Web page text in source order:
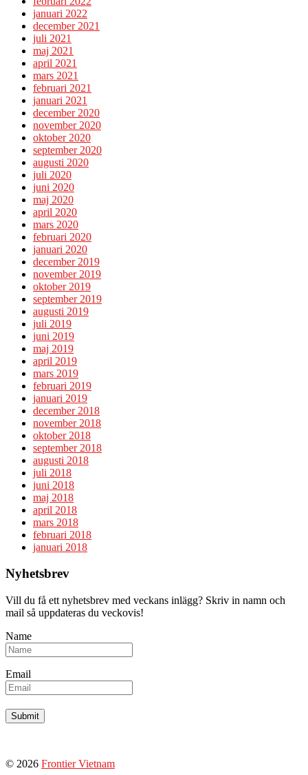
januari 2022
december 2021
juli 2021
maj 2021
april 2021
mars 2021
februari 2021
januari 2021
december 2020
november 2020
oktober 2020
september 2020
augusti 2020
juli 2020
juni 2020
maj 2020
april 2020
mars 2020
februari 2020
januari 2020
december 2019
november 2019
oktober 2019
september 2019
augusti 2019
juli 2019
juni 2019
maj 2019
april 2019
mars 2019
februari 2019
januari 2019
december 2018
november 2018
oktober 2018
september 2018
augusti 2018
juli 2018
juni 2018
maj 2018
april 2018
mars 2018
februari 2018
januari 2018
Nyhetsbrev
Vill du få ett nyhetsbrev med veckans inlägg? Skriv in namn och
mail så uppdateras du veckovis!
Name
Email
© 2026 Frontier Vietnam